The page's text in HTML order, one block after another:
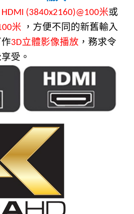
HDMI (3840x2160)@100米或
米 ，方便不同的新舊輸入
3D立體影像播放 ，務求令
受。